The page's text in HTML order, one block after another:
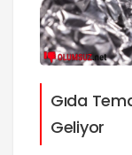
Gıda
Geliyor